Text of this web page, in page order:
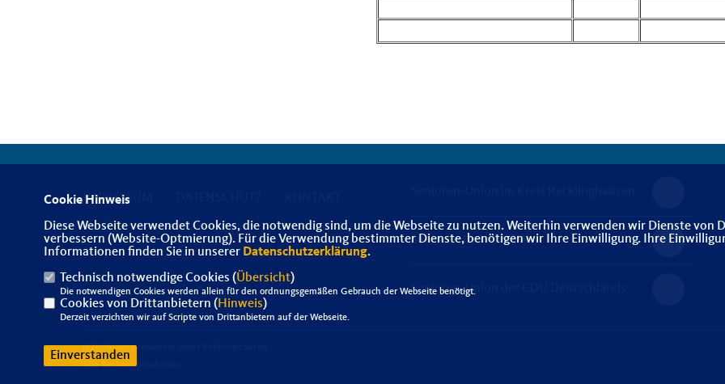
IMPRESSUM
Senioren Union NRW
Senioren-Union der CDU Deutschlands
@2026 Seniorenunion Stadt Recklinghausen
Alle Rechte vorbehalten.
Cookie Hinweis
Diese Webseite verwendet Cookies, die notwendig sind, um die Webseite zu nutzen. Weiterhin verwenden wir Dienste
verbessern (Website-Optmierung). Für die Verwendung bestimmter Dienste, benötigen wir Ihre Einwilligung. Ihre
Informationen finden Sie in unserer Datenschutzerklärung.
Technisch notwendige Cookies (Übersicht)
Die notwendigen Cookies werden allein für den ordnungsgemäßen Gebrauch der Webseite benötigt.
Cookies von Drittanbietern ( Hinweis)
Derzeit verzichten wir auf Scripte von Drittanbietern auf der Webseite.
Einverstanden